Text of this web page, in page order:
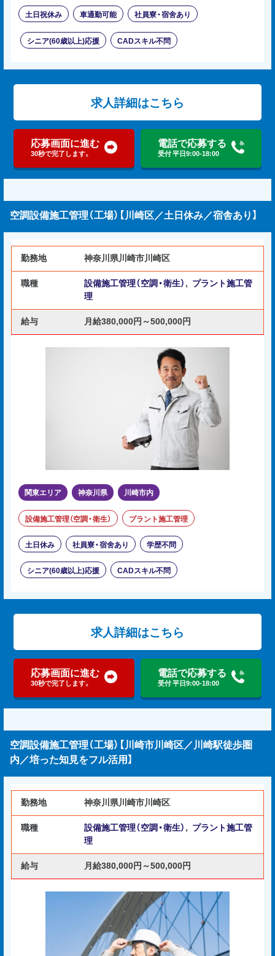
土日祝休み 車通勤可能 社員寮・宿舍あり
シニア(60歳以上)応援 CADスキル不問
求人詳細はこちら
応募画面に進む
30秒で完了します。
電話で応募する
受付 平日9:00-18:00
空調設備施工管理（工場）【川崎区／土日休み／宿舎あり】
勤務地 神奈川県川崎市川崎区
職種 設備施工管理（空調・衛生） , プラント施工管
理
給与 月給380,000円～500,000円
関東エリア 神奈川県 川崎市内
設備施工管理（空調・衛生） プラント施工管理
土日休み 社員寮・宿舍あり 学歴不問
シニア(60歳以上)応援 CADスキル不問
求人詳細はこちら
応募画面に進む
30秒で完了します。
電話で応募する
受付 平日9:00-18:00
空調設備施工管理（工場）【川崎市川崎区／川崎駅徒歩圏
内／培った知見をフル活用】
勤務地 神奈川県川崎市川崎区
職種 設備施工管理（空調・衛生） , プラント施工管
理
給与 月給380,000円～500,000円